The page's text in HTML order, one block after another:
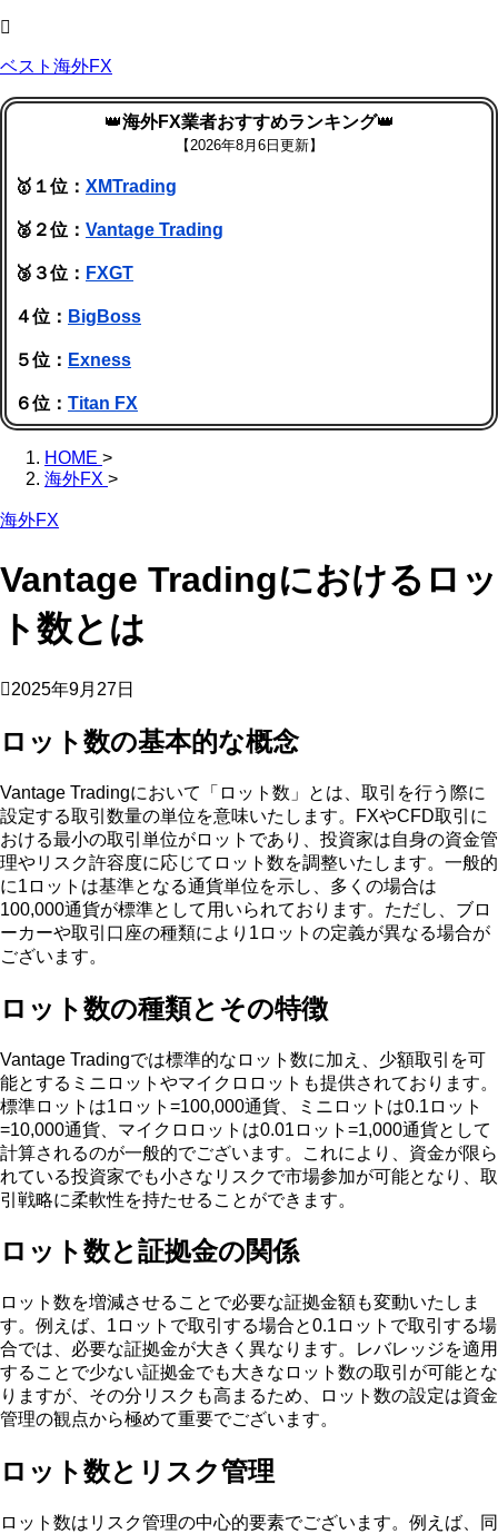
ベスト海外FX
👑海外FX業者おすすめランキング👑
【2026年8月6日更新】
🥇１位： XMTrading
🥈２位： Vantage Trading
🥉３位： FXGT
４位： BigBoss
５位： Exness
６位： Titan FX
HOME >
海外FX >
海外FX
Vantage Tradingにおけるロッ
ト数とは
2025年9月27日
ロット数の基本的な概念
Vantage Tradingにおいて「ロット数」とは、取引を行う際に
設定する取引数量の単位を意味いたします。FXやCFD取引に
おける最小の取引単位がロットであり、投資家は自身の資金管
理やリスク許容度に応じてロット数を調整いたします。一般的
に1ロットは基準となる通貨単位を示し、多くの場合は
100,000通貨が標準として用いられております。ただし、ブロ
ーカーや取引口座の種類により1ロットの定義が異なる場合が
ございます。
ロット数の種類とその特徴
Vantage Tradingでは標準的なロット数に加え、少額取引を可
能とするミニロットやマイクロロットも提供されております。
標準ロットは1ロット=100,000通貨、ミニロットは0.1ロット
=10,000通貨、マイクロロットは0.01ロット=1,000通貨として
計算されるのが一般的でございます。これにより、資金が限ら
れている投資家でも小さなリスクで市場参加が可能となり、取
引戦略に柔軟性を持たせることができます。
ロット数と証拠金の関係
ロット数を増減させることで必要な証拠金額も変動いたしま
す。例えば、1ロットで取引する場合と0.1ロットで取引する場
合では、必要な証拠金が大きく異なります。レバレッジを適用
することで少ない証拠金でも大きなロット数の取引が可能とな
りますが、その分リスクも高まるため、ロット数の設定は資金
管理の観点から極めて重要でございます。
ロット数とリスク管理
ロット数はリスク管理の中心的要素でございます。例えば、同